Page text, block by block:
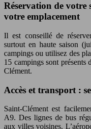
Réservation de
votre emplacement
Il est conseillé de
surtout en haute saison
campings ou utilisez des
15 campings sont
Clément.
Accès et transport :
Saint-Clément est
A9. Des lignes de bus
aux villes voisines.